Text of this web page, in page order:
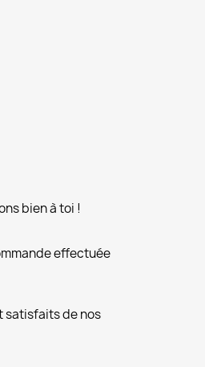
bien à toi !
effectuée
satisfaits de nos